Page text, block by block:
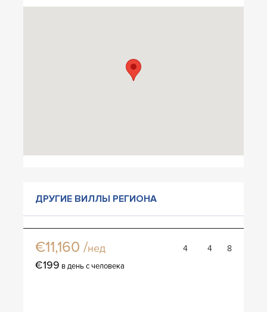
ДРУГИЕ ВИЛЛЫ РЕГИОНА
Вилла Джеан паул
€11,160 /нед 4 4 8
€199 в день с человека